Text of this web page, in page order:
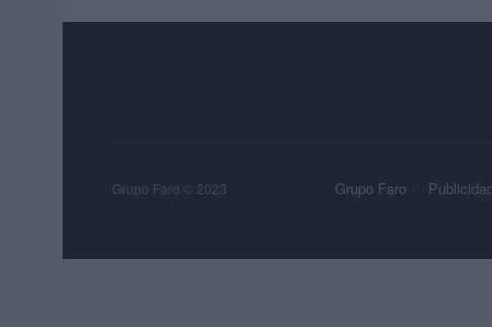
Grupo Faro Publicidad
Grupo Faro © 2023